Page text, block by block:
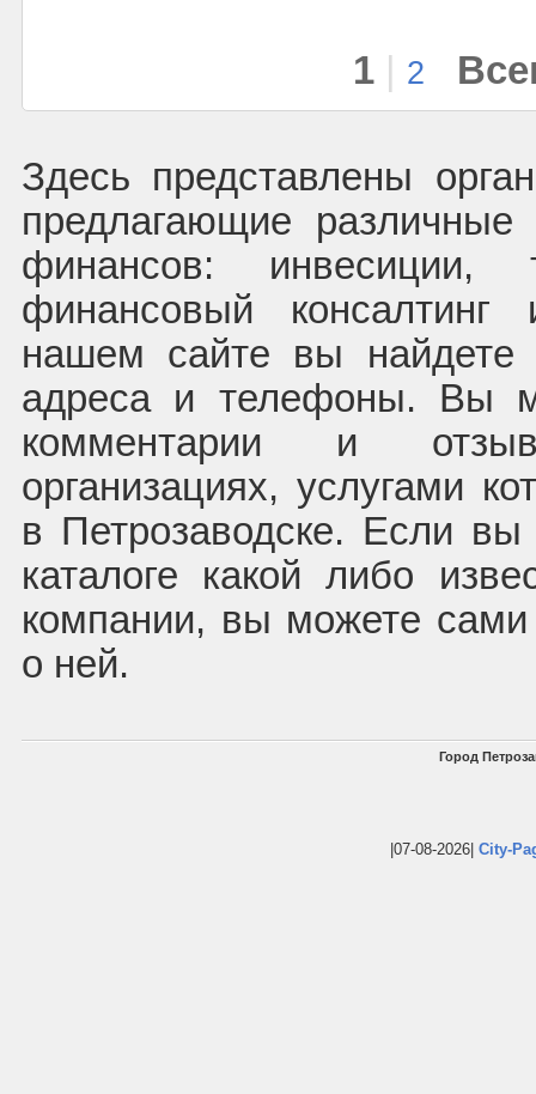
1 2
Здесь представлены
предлагающие
финансов: инвесиции,
финансовый
нашем сайте вы найдете
адреса и телефоны. Вы
комментарии и
организациях, услугами
в Петрозаводске. Если
каталоге какой либо
компании, вы можете
о ней.
Город
|07-08-2026| City-